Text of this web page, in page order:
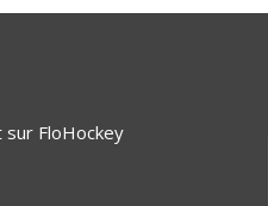
sur FloHockey